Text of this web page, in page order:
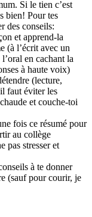
Si le tien c’est
bien! Pour tes
des conseils:
et apprend-la
(à l’écrit avec un
en cachant la
à haute voix)
(lecture,
faut éviter les
et couche-toi
fois ce résumé pour
au collège
pas stresser et
à te donner
(sauf pour courir, je